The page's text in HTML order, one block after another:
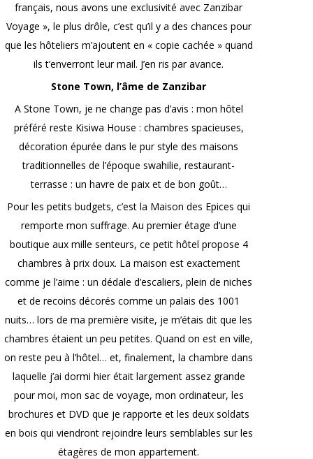
français, nous avons une exclusivité avec Zanzibar
Voyage », le plus drôle, c’est qu’il y a des chances pour
que les hôteliers m’ajoutent en « copie cachée » quand
ils t’enverront leur mail. J’en ris par avance.
Stone Town, l’âme de Zanzibar
A Stone Town, je ne change pas d’avis : mon hôtel
préféré reste Kisiwa House : chambres spacieuses,
décoration épurée dans le pur style des maisons
traditionnelles de l’époque swahilie, restaurant-
terrasse : un havre de paix et de bon goût…
Pour les petits budgets, c’est la Maison des Epices qui
remporte mon suffrage. Au premier étage d’une
boutique aux mille senteurs, ce petit hôtel propose 4
chambres à prix doux. La maison est exactement
comme je l’aime : un dédale d’escaliers, plein de niches
et de recoins décorés comme un palais des 1001
nuits… lors de ma première visite, je m’étais dit que les
chambres étaient un peu petites. Quand on est en ville,
on reste peu à l’hôtel… et, finalement, la chambre dans
laquelle j’ai dormi hier était largement assez grande
pour moi, mon sac de voyage, mon ordinateur, les
brochures et DVD que je rapporte et les deux soldats
en bois qui viendront rejoindre leurs semblables sur les
étagères de mon appartement.